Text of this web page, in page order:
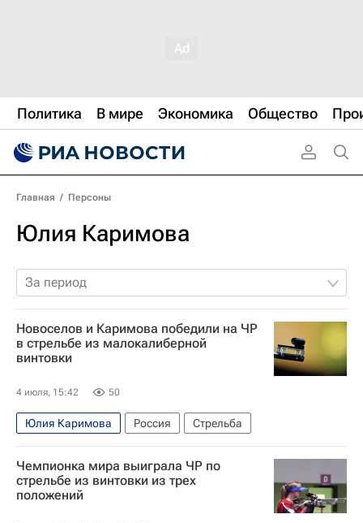
Политика В мире Экономика Общество
Главная / Персоны
Юлия Каримова
За период
Новоселов и Каримова победили на ЧР
в стрельбе из малокалиберной
винтовки
4 июля, 15:42 50
Юлия Каримова Россия Стрельба
Чемпионка мира выиграла ЧР по
стрельбе из винтовки из трех
положений